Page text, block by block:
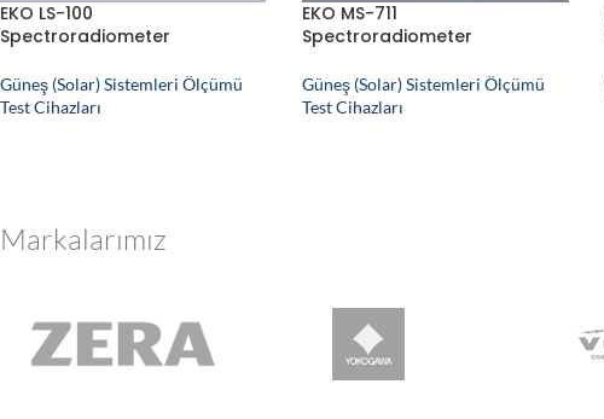
EKO LS-100
Spectroradiometer
Güneş (Solar) Sistemleri Ölçümü
Test Cihazları
EKO MS-711
Spectroradiometer
Güneş (Solar) Sistemleri Ölçümü
Test Cihazları
Markalarımız